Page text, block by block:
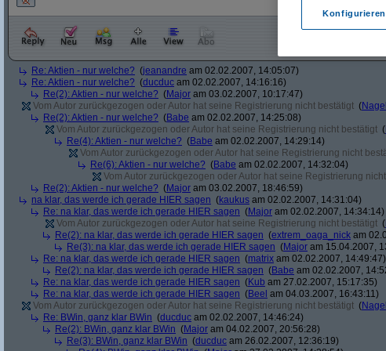
Re: Aktien - nur welche? (jeanandre am 02.02.2007, 14:05:07)
Re: Aktien - nur welche? (ducduc am 02.02.2007, 14:16:16)
Re(2): Aktien - nur welche? (Major am 03.02.2007, 10:17:47)
Vom Autor zurückgezogen oder Autor hat seine Registrierung nicht bestätigt (
Re(2): Aktien - nur welche? (Babe am 02.02.2007, 14:25:08)
Vom Autor zurückgezogen oder Autor hat seine Registrierung nicht bestätigt (
Re(4): Aktien - nur welche? (Babe am 02.02.2007, 14:29:14)
Vom Autor zurückgezogen oder Autor hat seine Registrierung nicht
Re(6): Aktien - nur welche? (Babe am 02.02.2007, 14:32:04)
Vom Autor zurückgezogen oder Autor hat seine Registrierung
Re(2): Aktien - nur welche? (Major am 03.02.2007, 18:46:59)
na klar, das werde ich gerade HIER sagen (kaukus am 02.02.2007, 14:31:04)
Re: na klar, das werde ich gerade HIER sagen (Major am 02.02.2007, 14:34:14)
Vom Autor zurückgezogen oder Autor hat seine Registrierung nicht bestätigt (
Re(2): na klar, das werde ich gerade HIER sagen (extrem_oaga_nick am
Re(3): na klar, das werde ich gerade HIER sagen (Major am 15.04.2007,
Re: na klar, das werde ich gerade HIER sagen (matrix am 02.02.2007, 14:49:47)
Re(2): na klar, das werde ich gerade HIER sagen (Babe am 02.02.2007,
Re: na klar, das werde ich gerade HIER sagen (Kub am 27.02.2007, 15:17:35)
Re: na klar, das werde ich gerade HIER sagen (Beel am 04.03.2007, 16:43:11)
Vom Autor zurückgezogen oder Autor hat seine Registrierung nicht bestätigt (
Re: BWin, ganz klar BWin (ducduc am 02.02.2007, 14:46:24)
Re(2): BWin, ganz klar BWin (Major am 04.02.2007, 20:56:28)
Re(3): BWin, ganz klar BWin (ducduc am 26.02.2007, 12:36:19)
Konfigurieren